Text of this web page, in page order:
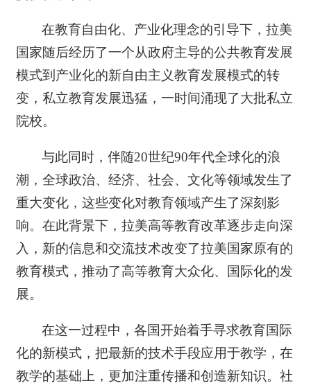
在教育自由化、产业化理念的引导下，拉美
国家随后经历了一个从政府主导的公共教育发展
模式到产业化的新自由主义教育发展模式的转
变，私立教育发展迅猛，一时间涌现了大批私立
院校。
与此同时，伴随20世纪90年代全球化的浪
潮，全球政治、经济、社会、文化等领域发生了
重大变化，这些变化对教育领域产生了深刻影
响。在此背景下，拉美高等教育改革逐步走向深
入，新的信息和交流技术改变了拉美国家原有的
教育模式，推动了高等教育大众化、国际化的发
展。
在这一过程中，各国开始着手寻求教育国际
化的新模式，把最新的技术手段应用于教学，在
教学的基础上，更加注重传播和创造新知识。社